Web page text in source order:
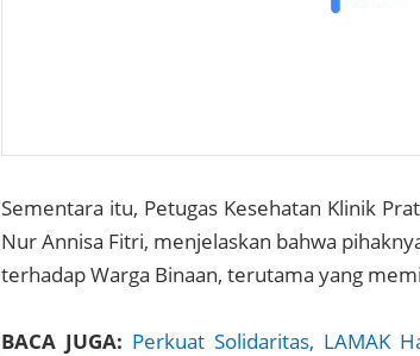
Sementara itu, Petugas Kesehatan Klinik
Nur Annisa Fitri, menjelaskan bahwa
terhadap Warga Binaan, terutama yang
BACA JUGA: Perkuat Solidaritas, LAMAK